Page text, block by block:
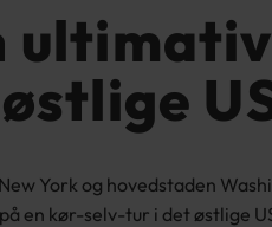
York og hovedstaden
en kør-selv-tur i det østlige